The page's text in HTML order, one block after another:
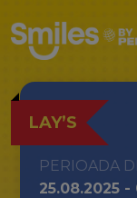
LAY’S
PERIOADA
25.08.2025 -